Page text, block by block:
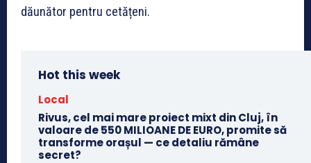
dăunător pentru cetățeni.
Hot this week
Local
Rivus, cel mai mare proiect mixt din Cluj, în
valoare de 550 MILIOANE DE EURO, promite să
transforme orașul — ce detaliu rămâne
secret?